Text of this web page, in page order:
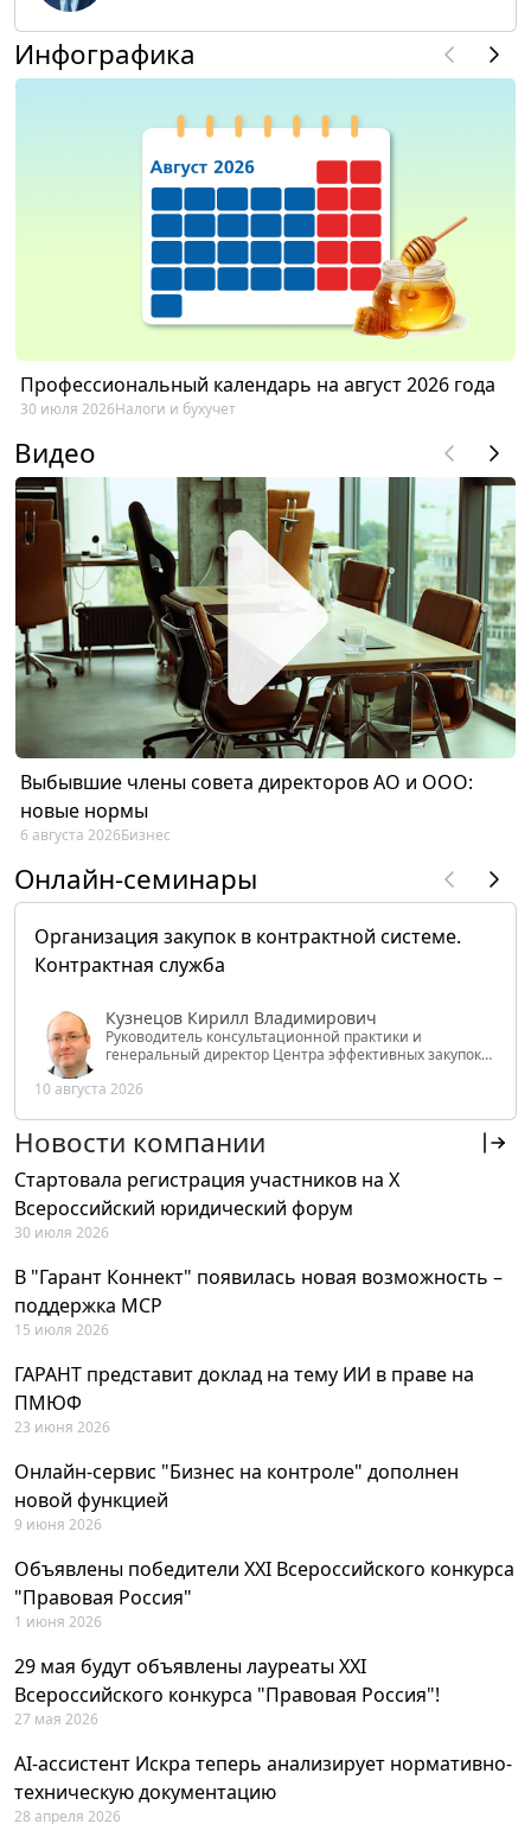
Инфографика
Профессиональный календарь на август 2026 года
30 июля 2026Налоги и бухучет
Видео
Выбывшие члены совета директоров АО и ООО:
новые нормы
6 августа 2026Бизнес
Онлайн-семинары
Организация закупок в контрактной системе.
Контрактная служба
Кузнецов Кирилл Владимирович
Руководитель консультационной практики и
генеральный директор Центра эффективных закупок
РФ
10 августа 2026
Новости компании
Стартовала регистрация участников на X
Всероссийский юридический форум
30 июля 2026
В "Гарант Коннект" появилась новая возможность –
поддержка MCP
15 июля 2026
ГАРАНТ представит доклад на тему ИИ в праве на
ПМЮФ
23 июня 2026
Онлайн-сервис "Бизнес на контроле" дополнен
новой функцией
9 июня 2026
Объявлены победители XXI Всероссийского конкурса
"Правовая Россия"
1 июня 2026
29 мая будут объявлены лауреаты XXI
Всероссийского конкурса "Правовая Россия"!
27 мая 2026
AI-ассистент Искра теперь анализирует нормативно-
техническую документацию
28 апреля 2026